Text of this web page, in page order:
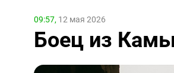
09:57, 12 мая 2026
Боец из